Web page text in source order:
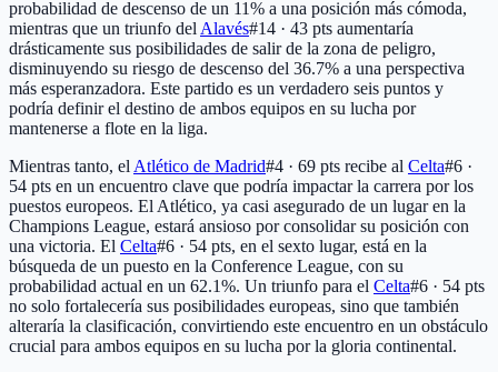
probabilidad de descenso de un 11% a una posición más cómoda,
mientras que un triunfo del Alavés#14 · 43 pts aumentaría
drásticamente sus posibilidades de salir de la zona de peligro,
disminuyendo su riesgo de descenso del 36.7% a una perspectiva
más esperanzadora. Este partido es un verdadero seis puntos y
podría definir el destino de ambos equipos en su lucha por
mantenerse a flote en la liga.
Mientras tanto, el Atlético de Madrid#4 · 69 pts recibe al Celta#6 ·
54 pts en un encuentro clave que podría impactar la carrera por los
puestos europeos. El Atlético, ya casi asegurado de un lugar en la
Champions League, estará ansioso por consolidar su posición con
una victoria. El Celta#6 · 54 pts, en el sexto lugar, está en la
búsqueda de un puesto en la Conference League, con su
probabilidad actual en un 62.1%. Un triunfo para el Celta#6 · 54 pts
no solo fortalecería sus posibilidades europeas, sino que también
alteraría la clasificación, convirtiendo este encuentro en un obstáculo
crucial para ambos equipos en su lucha por la gloria continental.